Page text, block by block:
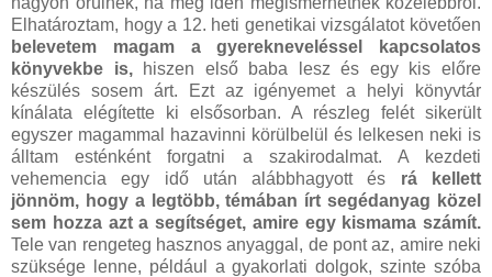
Elhatároztam, hogy a 12. heti genetikai vizsgálatot követően
belevetem magam a gyerekneveléssel kapcsolatos
könyvekbe is,
hiszen első baba lesz és egy kis előre
készülés sosem árt. Ezt az igényemet a helyi könyvtár
kínálata elégítette ki elsősorban. A részleg felét sikerült
egyszer magammal hazavinni körülbelül és lelkesen neki is
álltam esténként forgatni a szakirodalmat. A kezdeti
vehemencia egy idő után alábbhagyott és rá kellett
jönnöm, hogy a legtöbb, témában írt segédanyag közel
sem hozza azt a segítséget, amire egy kismama számít.
Tele van rengeteg hasznos anyaggal, de pont az, amire neki
szüksége lenne, például a gyakorlati dolgok, szinte szóba